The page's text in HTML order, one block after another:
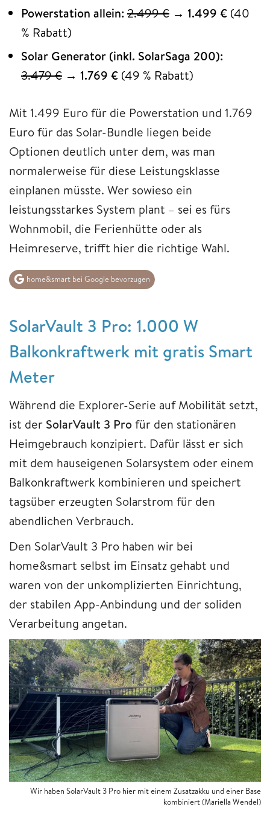
Powerstation allein: 2.499 € → 1.499 € (40
% Rabatt)
Solar Generator (inkl. SolarSaga 200):
3.479 € → 1.769 € (49 % Rabatt)
Mit 1.499 Euro für die Powerstation und 1.769
Euro für das Solar-Bundle liegen beide
Optionen deutlich unter dem, was man
normalerweise für diese Leistungsklasse
einplanen müsste. Wer sowieso ein
leistungsstarkes System plant – sei es fürs
Wohnmobil, die Ferienhütte oder als
Heimreserve, trifft hier die richtige Wahl.
home&smart bei Google bevorzugen
SolarVault 3 Pro: 1.000 W
Balkonkraftwerk mit gratis Smart
Meter
Während die Explorer-Serie auf Mobilität setzt,
ist der SolarVault 3 Profür den stationären
Heimgebrauch konzipiert. Dafür lässt er sich
mit dem hauseigenen Solarsystem oder einem
Balkonkraftwerk kombinieren und speichert
tagsüber erzeugten Solarstrom für den
abendlichen Verbrauch.
Den SolarVault 3 Pro haben wir bei
home&smart selbst im Einsatz gehabt und
waren von der unkomplizierten Einrichtung,
der stabilen App-Anbindung und der soliden
Verarbeitung angetan.
Wir haben SolarVault 3 Pro hier mit einem Zusatzakku und einer Base
kombiniert(Mariella Wendel)